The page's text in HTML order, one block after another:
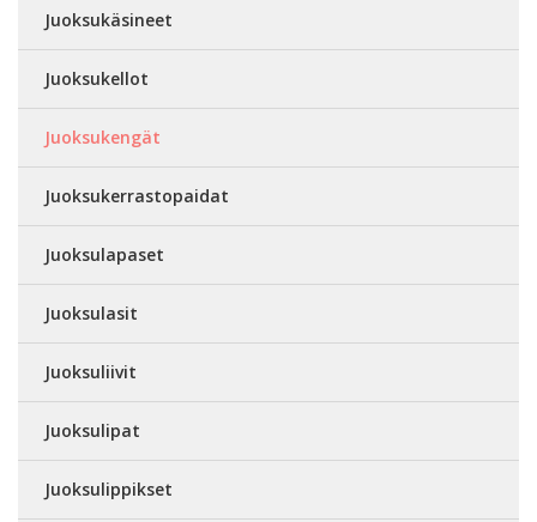
Juoksukäsineet
Juoksukellot
Juoksukengät
Juoksukerrastopaidat
Juoksulapaset
Juoksulasit
Juoksuliivit
Juoksulipat
Juoksulippikset